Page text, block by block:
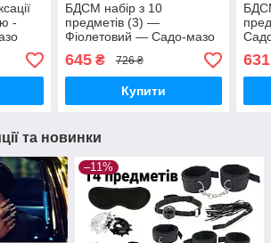
-
БДСМ набір з 10
предметів (3) —
Фіолетовий — Садо-мазо
645₴ 726 ₴
Купити
631
та новинки
–11%